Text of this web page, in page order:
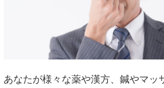
あなたが様々な薬や漢方、鍼やマッ